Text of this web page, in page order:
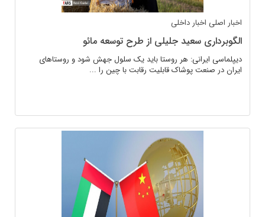
اخبار اصلی اخبار داخلی
الگوبرداری سعید جلیلی از طرح توسعه مائو
دیپلماسی ایرانی: هر روستا باید یک سلول جهش شود و روستاهای
ایران در صنعت پوشاک قابلیت رقابت با چین را ...